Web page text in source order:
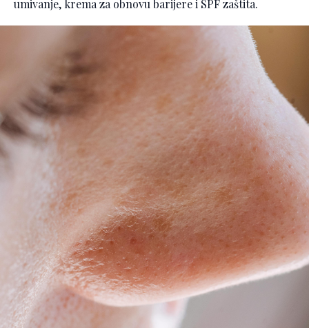
umivanje, krema za obnovu barijere i SPF zaštita.